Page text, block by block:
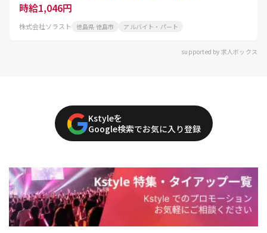
時給1,046円
株式会社ソラスト 徳島県 徳島市 アルバイト・パート
supported by 求人ボックス
Kstyleを
Google検索でお気に入り登録